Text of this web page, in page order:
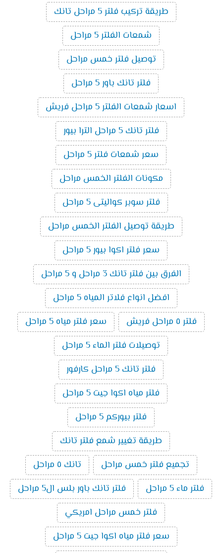
طريقة تركيب فلتر 5 مراحل تانك
شمعات الفلتر 5 مراحل
توصيل فلتر خمس مراحل
فلتر تانك باور 5 مراحل
اسعار شمعات الفلتر 5 مراحل فريش
فلتر تانك 5 مراحل الترا بيور
سعر شمعات فلتر 5 مراحل
مكونات الفلتر الخمس مراحل
فلتر سوبر كواليتى 5 مراحل
طريقة توصيل الفلتر الخمس مراحل
سعر فلتر اكوا بيور 5 مراحل
الفرق بين فلتر تانك 3 مراحل و 5 مراحل
افضل انواع فلاتر المياه 5 مراحل
فلتر ٥ مراحل فريش
سعر فلتر مياه 5 مراحل
توصيلات فلتر الماء 5 مراحل
فلتر تانك 5 مراحل كارفور
فلتر مياه اكوا جيت 5 مراحل
فلتر بيوركم 5 مراحل
طريقة تغيير شمع فلتر تانك
تجميع فلتر خمس مراحل
تانك ٥ مراحل
فلتر ماء 5 مراحل
فلتر تانك باور بلس ال5 مراحل
فلتر خمس مراحل امريكي
سعر فلتر مياه اكوا جيت 5 مراحل